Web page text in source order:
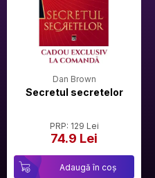
Dan Brown
Secretul secretelor
PRP: 129 Lei
74.9 Lei
Adaugă în coș